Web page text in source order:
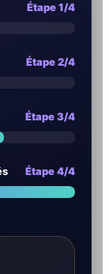
Étape 1/4
Étape 2/4
Étape 3/4
Étape 4/4